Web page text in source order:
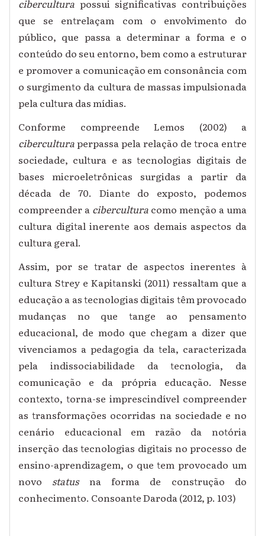
cibercultura possui significativas contribuições
que se entrelaçam com o envolvimento do
público, que passa a determinar a forma e o
conteúdo do seu entorno, bem como a estruturar
e promover a comunicação em consonância com
o surgimento da cultura de massas impulsionada
pela cultura das mídias.
Conforme compreende Lemos (2002) a
ciberculturaperpassa pela relação de troca entre
sociedade, cultura e as tecnologias digitais de
bases microeletrônicas surgidas a partir da
década de 70. Diante do exposto, podemos
compreender a cibercultura como menção a uma
cultura digital inerente aos demais aspectos da
cultura geral.
Assim, por se tratar de aspectos inerentes à
cultura Strey e Kapitanski (2011) ressaltam que a
educação a as tecnologias digitais têm provocado
mudanças no que tange ao pensamento
educacional, de modo que chegam a dizer que
vivenciamos a pedagogia da tela, caracterizada
pela indissociabilidade da tecnologia, da
comunicação e da própria educação. Nesse
contexto, torna-se imprescindível compreender
as transformações ocorridas na sociedade e no
cenário educacional em razão da notória
inserção das tecnologias digitais no processo de
ensino-aprendizagem, o que tem provocado um
novo statusna forma de construção do
conhecimento. Consoante Daroda (2012, p. 103)